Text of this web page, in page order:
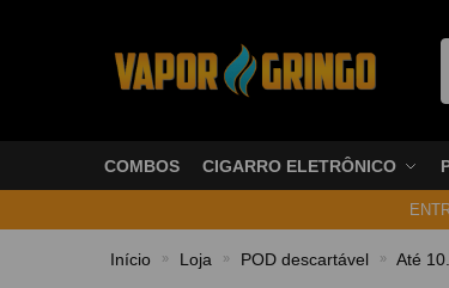
COMBOS CIGARRO ELETRÔNICO
Início » Loja » POD descartável » Até